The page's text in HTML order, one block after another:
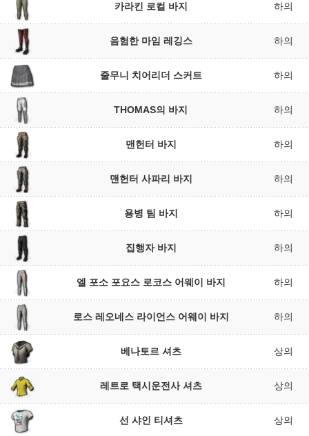
카라킨 로컬 바지 하의
음험한 마임 레깅스 하의
줄무니 치어리더 스커트 하의
THOMAS의 바지 하의
맨헌터 바지 하의
맨헌터 사파리 바지 하의
용병 팀 바지 하의
집행자 바지 하의
엘 포소 포요스 로코스 어웨이 바지 하의
로스 레오네스 라이언스 어웨이 바지 하의
베나토르 셔츠 상의
레트로 택시운전사 셔츠 상의
선 샤인 티셔츠 상의